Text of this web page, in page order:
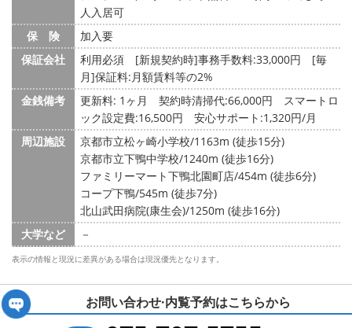
人入居可
保 険
加入要
保証会社
利用必須 [新規契約時]事務手数料:33,000円 [毎
月]保証料:月額賃料等の2%
金銭備考
更新料: 1ヶ月
契約時清掃代:66,000円 スマートロ
ック設定費:16,500円 安心サポート:1,320円/月
周辺施設
京都市立松ヶ崎小学校/1163m (徒歩15分)
京都市立下鴨中学校/1240m (徒歩16分)
ファミリーマート下鴨北園町店/454m (徒歩6分)
コープ下鴨/545m (徒歩7分)
北山武田病院(康生会)/1250m (徒歩16分)
大学など
－
表示の情報と現況に差異がある場合は現況優先となります。
お問い合わせ·内覧予約はこちらから